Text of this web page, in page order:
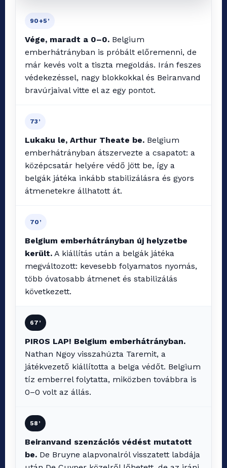
90+5’
Vége, maradt a 0–0. Belgium
emberhátrányban is próbált előremenni, de
már kevés volt a tiszta megoldás. Irán feszes
védekezéssel, nagy blokkokkal és Beiranvand
bravúrjaival vitte el az egy pontot.
73’
Lukaku le, Arthur Theate be. Belgium
emberhátrányban átszervezte a csapatot: a
középcsatár helyére védő jött be, így a
belgák játéka inkább stabilizálásra és gyors
átmenetekre állhatott át.
70’
Belgium emberhátrányban új helyzetbe
került. A kiállítás után a belgák játéka
megváltozott: kevesebb folyamatos nyomás,
több óvatosabb átmenet és stabilizálás
következett.
67’
PIROS LAP! Belgium emberhátrányban.
Nathan Ngoy visszahúzta Taremit, a
játékvezető kiállította a belga védőt. Belgium
tíz emberrel folytatta, miközben továbbra is
0–0 volt az állás.
58’
Beiranvand szenzációs védést mutatott
be. De Bruyne alapvonalról visszatett labdája